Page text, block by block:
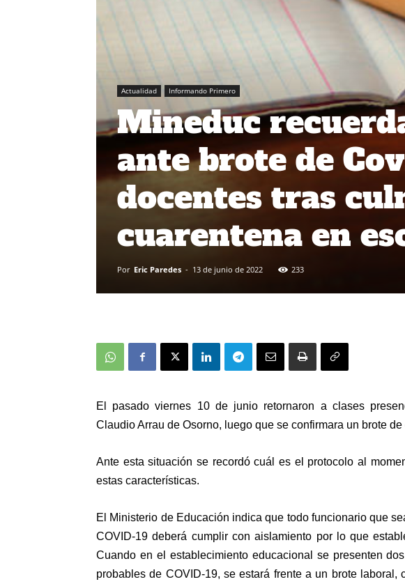
Actualidad Informando Primero
Mineduc
ante brote de
docentes tras
cuarentena en
Por Eric Paredes - 13 de junio de 2022 233
El pasado viernes 10 de junio retornaron a clases
Claudio Arrau de Osorno, luego que se confirmara un brote
Ante esta situación se recordó cuál es el protocolo al
estas características.
El Ministerio de Educación indica que todo funcionario que
COVID-19 deberá cumplir con aislamiento por lo que
Cuando en el establecimiento educacional se presenten
probables de COVID-19, se estará frente a un brote